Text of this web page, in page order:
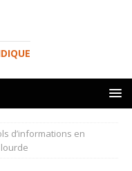
d’informations en